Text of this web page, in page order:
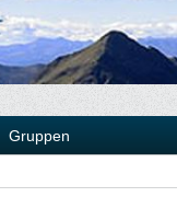
Gruppen